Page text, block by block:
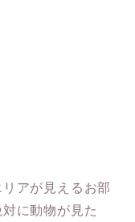
アが見えるお部
に動物が見た